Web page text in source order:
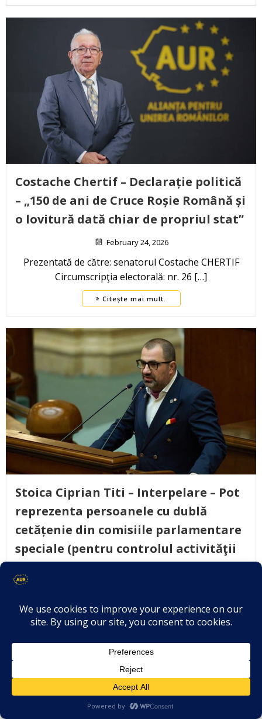
Costache Chertif – Declarație politică
– „150 de ani de Cruce Roșie Română și
o lovitură dată chiar de propriul stat”
February 24, 2026
Prezentată de către: senatorul Costache CHERTIF
Circumscripţia electorală: nr. 26 […]
Citește mai mult..
Stoica Ciprian Titi – Interpelare – Pot
reprezenta persoanele cu dublă
cetățenie din comisiile parlamentare
speciale (pentru controlul activităţii
o vulnerabilitate la adresa siguranței
naționale?
February 24, 2026
Adresată: Radu-Dinel MIRUȚĂ, viceprim-ministru,
Citește mai mult..